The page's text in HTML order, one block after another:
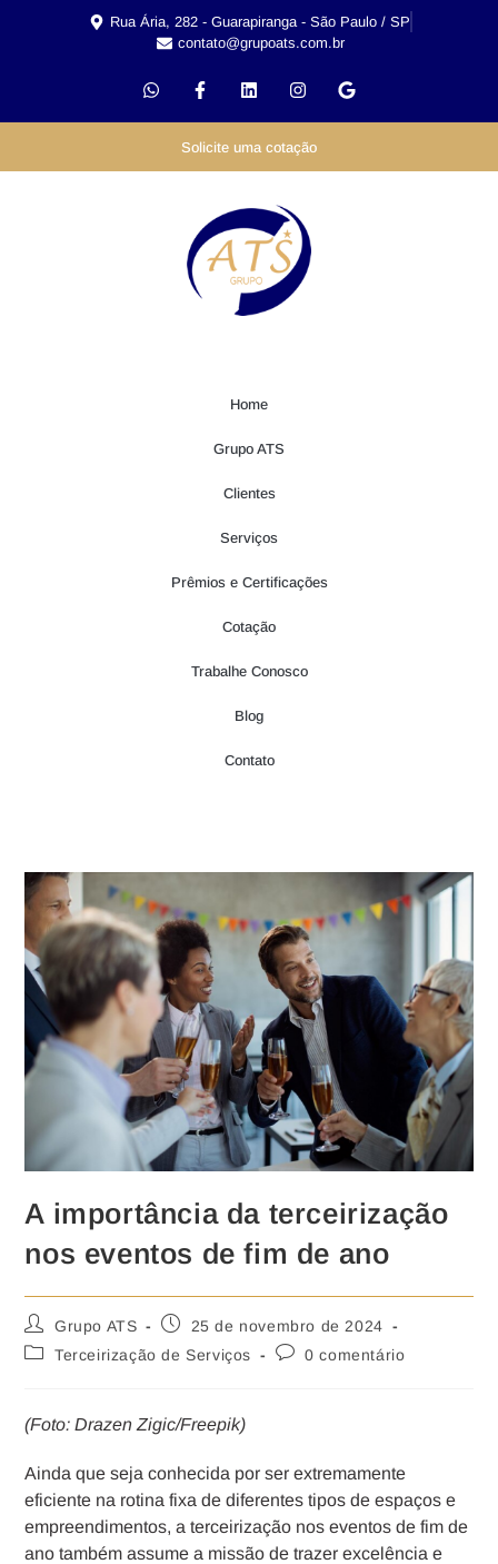
Rua Ária, 282 - Guarapiranga - São Paulo / SP
contato@grupoats.com.br
Solicite uma cotação
Home
Grupo ATS
Clientes
Serviços
Prêmios e Certificações
Cotação
Trabalhe Conosco
Blog
Contato
A importância da terceirização
nos eventos de fim de ano
Grupo ATS
25 de novembro de 2024
Terceirização de Serviços
0 comentário
(Foto: Drazen Zigic/Freepik)
Ainda que seja conhecida por ser extremamente
eficiente na rotina fixa de diferentes tipos de espaços e
empreendimentos, a terceirização nos eventos de fim de
ano também assume a missão de trazer excelência e